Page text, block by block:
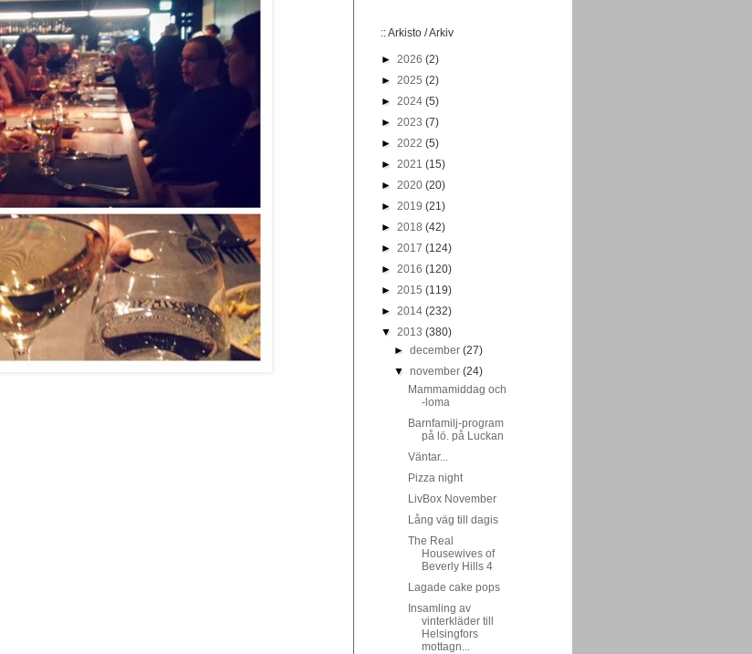
:: Arkisto / Arkiv
► 2026 (2)
► 2025 (2)
► 2024 (5)
► 2023 (7)
► 2022 (5)
► 2021 (15)
► 2020 (20)
► 2019 (21)
► 2018 (42)
► 2017 (124)
► 2016 (120)
► 2015 (119)
► 2014 (232)
▼ 2013 (380)
►december(27)
▼november(24)
Mammamiddag och
-loma
Barnfamilj-program
på lö. på Luckan
Väntar...
Pizza night
LivBox November
Lång väg till dagis
The Real
Housewives of
Beverly Hills 4
Lagade cake pops
Insamling av
vinterkläder till
Helsingfors
mottagn...